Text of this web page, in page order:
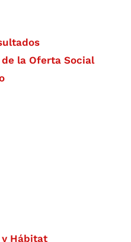
la Oferta Social
Hábitat